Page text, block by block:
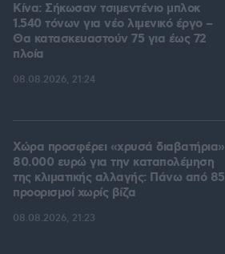
Κίνα: Σήκωσαν τσιμεντένιο μπλοκ
1.540 τόνων για νέο λιμενικό έργο –
Θα κατασκευαστούν 75 για έως 72
πλοία
08.08.2026, 21:24
Χώρα προσφέρει «χρυσά διαβατήρια»
80.000 ευρώ για την καταπολέμηση
της κλιματικής αλλαγής: Πάνω από 85
προορισμοί χωρίς βίζα
08.08.2026, 21:23